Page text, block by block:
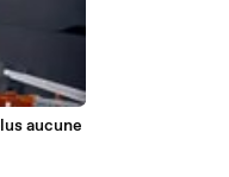
aucune